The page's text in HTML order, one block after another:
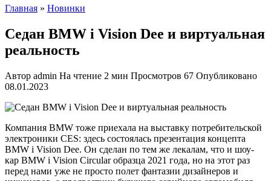
Главная » Новинки
Седан BMW i Vision Dee и виртуальная
реальность
Автор admin На чтение 2 мин Просмотров 67 Опубликовано
08.01.2023
Компания BMW тоже приехала на выставку потребительской
электроники CES: здесь состоялась презентация концепта
BMW i Vision Dee. Он сделан по тем же лекалам, что и шоу-
кар BMW i Vision Circular образца 2021 года, но на этот раз
перед нами уже не просто полет фантазии дизайнеров и